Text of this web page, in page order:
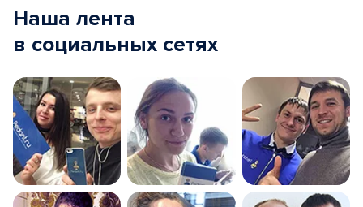
Наша лента
в социальных сетях